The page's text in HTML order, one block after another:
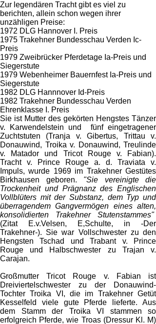
Zur legendären Tracht gibt es viel zu
berichten, allein schon wegen ihrer
unzähligen Preise:
1972 DLG Hannover I. Preis
1975 Trakehner Bundesschau Verden Ic-
Preis
1979 Zweibrücker Pferdetage Ia-Preis und
Siegerstute
1979 Webenheimer Bauernfest Ia-Preis und
Siegerstute
1982 DLG Hannnover Id-Preis
1982 Trakehner Bundesschau Verden
Ehrenklasse I. Preis
Sie ist Mutter des gekörten Hengstes Tänzer
v. Karwendelstein und fünf eingetragener
Zuchtstuten (Tranja v. Gibertus, Trittau v.
Donauwind, Troika v. Donauwind, Treulinde
v. Matador und Tricot Rouge v. Fabian).
Tracht v. Prince Rouge a. d. Traviata v.
Impuls, wurde 1969 im Trakehner Gestütes
Birkhausen geboren. "Sie vereinigte die
Trockenheit und Prägnanz des Englischen
Vollblüters mit der Substanz, dem Typ und
überragendem Gangvermögen eines alten,
konsolidierten Trakehner Stutenstammes"
(Zitat E.v.Velsen, E,Schulte, in -Der
Trakehner-). Sie war Vollschwester zu den
Hengsten Tschad und Trabant v. Prince
Rouge und Halbschwester zu Trajan v.
Carajan.
Großmutter Tricot Rouge v. Fabian ist
Dreiviertelschwester zu der Donauwind-
Tochter Troika VI, die im Trakehner Getüt
Kesselfeld viele gute Pferde lieferte. Aus
dem Stamm der Troika VI stammen so
erfolgreich Pferde, wie Troas (Dressur Kl. M)